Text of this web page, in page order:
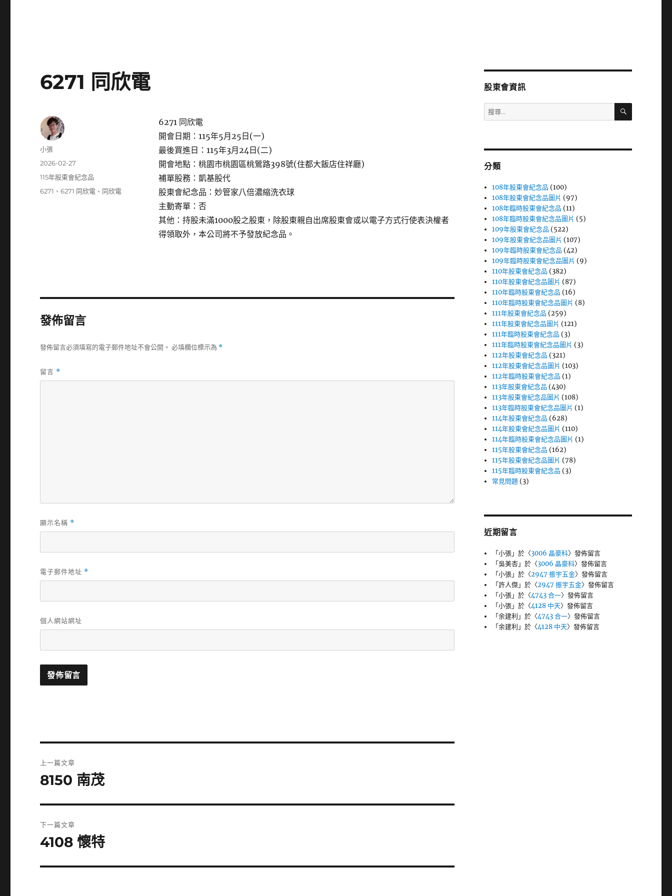
6271 同欣電
6271 同欣電
開會日期：115年5月25日(一)
最後買進日：115年3月24日(二)
開會地點：桃園市桃園區桃鶯路398號(住都⼤飯店住祥廳)
補單股務：凱基股代
股東會紀念品：妙管家八倍濃縮洗衣球
主動寄單：否
其他：持股未滿1000股之股東，除股東親自出席股東會或以電子方式行使表決權者
得領取外，本公司將不予發放紀念品。
作
小張
發
期:
2026-02-27
分
115年股東會紀念品
標
6271 、6271 同欣電 、 同欣電
發佈留言
發佈留言必須填寫的電子郵件地址不會公開。 必填欄位標示為 *
留言 *
顯示名稱 *
電子郵件地址 *
個人網站網址
章
上一篇文章
上
篇
文
8150 南茂
下一篇文章
下
篇
4108 懷特
股東會資訊
搜
尋
字:
搜
分類
108年股東會紀念品 (100)
108年股東會紀念品圖片 (97)
108年臨時股東會紀念品 (11)
108年臨時股東會紀念品圖片 (5)
109年股東會紀念品 (522)
109年股東會紀念品圖片 (107)
109年臨時股東會紀念品 (42)
109年臨時股東會紀念品圖片 (9)
110年股東會紀念品 (382)
110年股東會紀念品圖片 (87)
110年臨時股東會紀念品 (16)
110年臨時股東會紀念品圖片 (8)
111年股東會紀念品 (259)
111年股東會紀念品圖片 (121)
111年臨時股東會紀念品 (3)
111年臨時股東會紀念品圖片 (3)
112年股東會紀念品 (321)
112年股東會紀念品圖片 (103)
112年臨時股東會紀念品 (1)
113年股東會紀念品 (430)
113年股東會紀念品圖片 (108)
113年臨時股東會紀念品圖片 (1)
114年股東會紀念品 (628)
114年股東會紀念品圖片 (110)
114年臨時股東會紀念品圖片 (1)
115年股東會紀念品 (162)
115年股東會紀念品圖片 (78)
115年臨時股東會紀念品 (3)
常見問題 (3)
近期留言
「小張」於〈3006 晶豪科〉發佈留言
「吳美杏」於〈3006 晶豪科〉發佈留言
「小張」於〈2947 振宇五金〉發佈留言
「許人傑」於〈2947 振宇五金〉發佈留言
「小張」於〈4743 合一〉發佈留言
「小張」於〈4128 中天〉發佈留言
「余建利 」於〈4743 合一〉發佈留言
「余建利 」於〈4128 中天〉發佈留言